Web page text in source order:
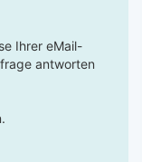
Ihrer eMail-
antworten